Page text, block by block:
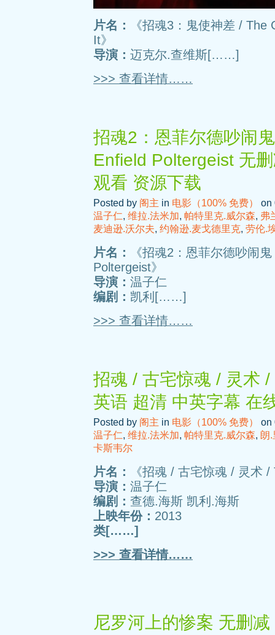
片名：
《招魂3：鬼使神差 /
It》
导演： 迈克尔.查维斯[……]
>>> 查看详情……
招魂2：恩菲尔德吵闹
Enfield Poltergeist 无
观看 资源下载
Posted by 阁主 in 电影（100% 免费）
on
温子仁, 维拉.法米加, 帕特里克.威尔森, 弗
麦迪逊.沃尔夫, 约翰逊.麦戈德里克, 劳伦.
片名：
《招魂2：恩菲尔德吵闹
Poltergeist》
导演： 温子仁
编剧： 凯利[……]
>>> 查看详情……
招魂 / 古宅惊魂 / 灵术
英语 超清 中英字幕 在
Posted by 阁主 in 电影（100% 免费）
on
温子仁, 维拉.法米加, 帕特里克.威尔森, 朗.
卡斯韦尔
片名：
《招魂 / 古宅惊魂 / 灵术
导演： 温子仁
编剧： 查德.海斯 凯利.海斯
上映年份： 2013
类[……]
>>> 查看详情……
尼罗河上的惨案 无删